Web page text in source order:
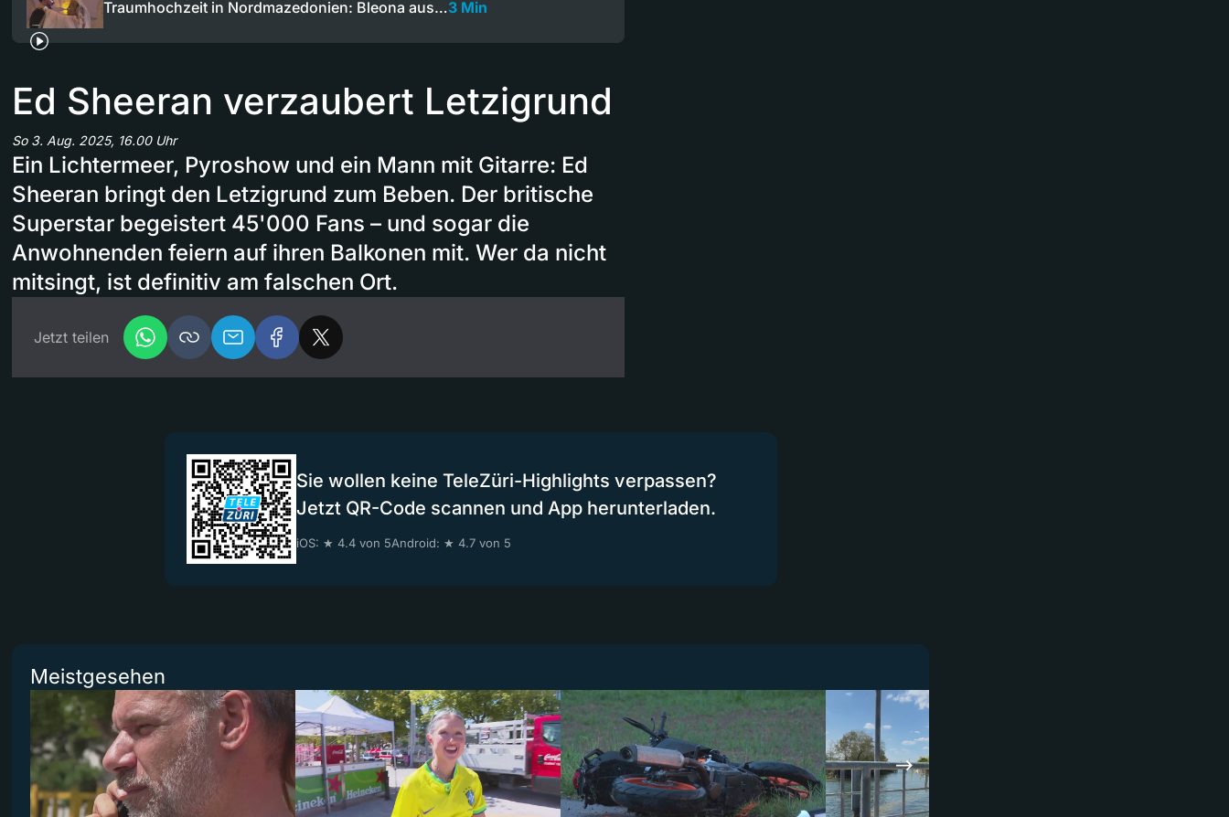
Traumhochzeit in Nordmazedonien: Bleona aus…3 Min
Ed Sheeran verzaubert Letzigrund
So 3. Aug. 2025, 16.00 Uhr
Ein Lichtermeer, Pyroshow und ein Mann mit Gitarre: Ed
Sheeran bringt den Letzigrund zum Beben. Der britische
Superstar begeistert 45'000 Fans – und sogar die
Anwohnenden feiern auf ihren Balkonen mit. Wer da nicht
mitsingt, ist definitiv am falschen Ort.
Jetzt teilen
Sie wollen keine TeleZüri-Highlights verpassen?
Jetzt QR-Code scannen und App herunterladen.
iOS: ★ 4.4 von 5Android: ★ 4.7 von 5
Meistgesehen